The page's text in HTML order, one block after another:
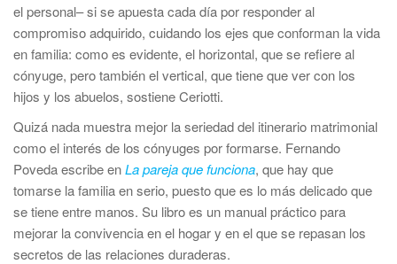
el personal– si se apuesta cada día por responder al
compromiso adquirido, cuidando los ejes que conforman la vida
en familia: como es evidente, el horizontal, que se refiere al
cónyuge, pero también el vertical, que tiene que ver con los
hijos y los abuelos, sostiene Ceriotti.
Quizá nada muestra mejor la seriedad del itinerario matrimonial
como el interés de los cónyuges por formarse. Fernando
Poveda escribe enLa pareja que funciona, que hay que
tomarse la familia en serio, puesto que es lo más delicado que
se tiene entre manos. Su libro es un manual práctico para
mejorar la convivencia en el hogar y en el que se repasan los
secretos de las relaciones duraderas.